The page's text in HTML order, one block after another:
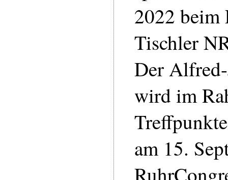
2022 beim
Tischler
Der
wird im
am 15.